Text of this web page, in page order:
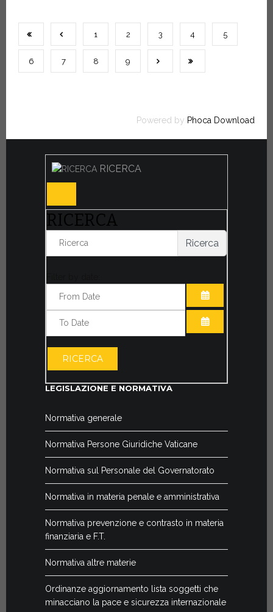
1 2 3 4 5
6 7 8 9
Powered by Phoca Download
RICERCA
RICERCA
Ricerca
APRI IL
RICERCA
LEGISLAZIONE E NORMATIVA
Normativa generale
Normativa Persone Giuridiche Vaticane
Normativa sul Personale del Governatorato
Normativa in materia penale e amministrativa
Normativa prevenzione e contrasto in materia
finanziaria e F.T.
Normativa altre materie
Ordinanze aggiornamento lista soggetti che
minacciano la pace e sicurezza internazionale